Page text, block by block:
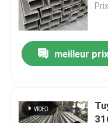
meilleur prix